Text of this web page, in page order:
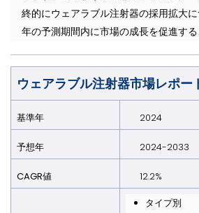
終的にウェアラブル注射器の採用拡大
年の予測期間内に市場の成長を促進する
ウェアラブル注射器市場レポー
基準年 2024
予想年 2024-2033
CAGR値 12.2%
タイプ別